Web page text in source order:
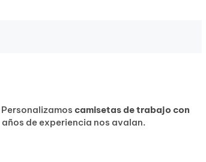
camisetas de trabajo con
años de experiencia nos avalan.